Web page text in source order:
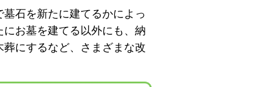
石を新たに建てるかによっ
お墓を建てる以外にも、納
にするなど、さまざまな改